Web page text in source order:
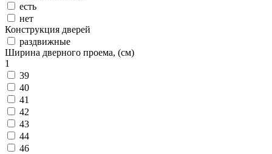
есть
нет
Конструкция дверей
раздвижные
Ширина дверного проема, (см)
1
39
40
41
42
43
44
46